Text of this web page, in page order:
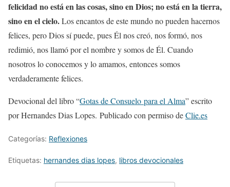
felicidad no está en las cosas, sino en Dios; no está en la tierra,
sino en el cielo.Los encantos de este mundo no pueden hacernos
felices, pero Dios sí puede, pues Él nos creó, nos formó, nos
redimió, nos llamó por el nombre y somos de Él. Cuando
nosotros lo conocemos y lo amamos, entonces somos
verdaderamente felices.
Devocional del libro “Gotas de Consuelo para el Alma” escrito
por Hernandes Dias Lopes. Publicado con permiso deClie.es
Categorías: Reflexiones
Etiquetas: hernandes dias lopes, libros devocionales